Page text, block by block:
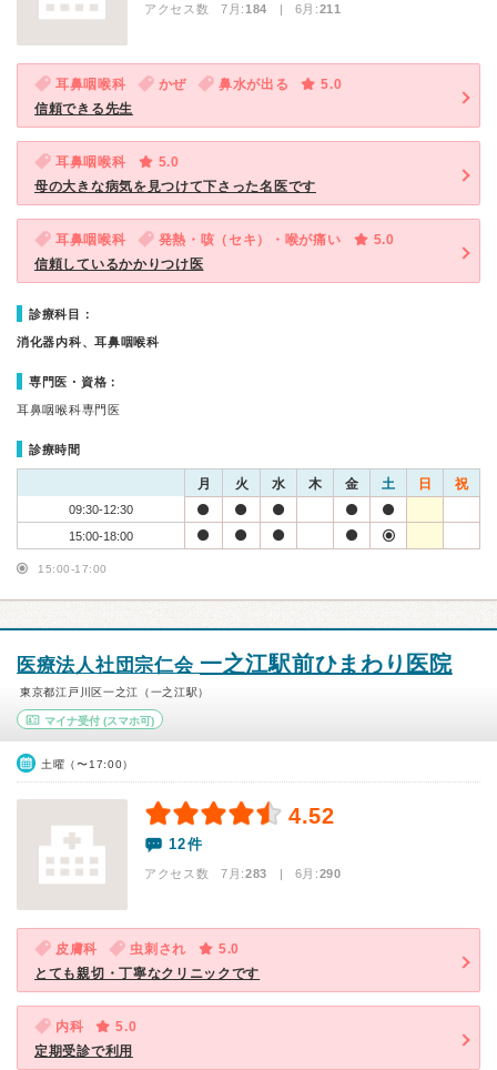
アクセス数 7月:184 | 6月:211
耳鼻咽喉科 かぜ 鼻水が出る
5.0
信頼できる先生
耳鼻咽喉科
5.0
母の大きな病気を見つけて下さった名医です
耳鼻咽喉科 発熱・咳（セキ）・喉が痛い
5.0
信頼しているかかりつけ医
診療科目：
消化器内科、耳鼻咽喉科
専門医・資格：
耳鼻咽喉科専門医
診療時間
月 火 水 木 金 土 日 祝
09:30-12:30
15:00-18:00
15:00-17:00
医療法人社団宗仁会 一之江駅前ひまわり医院
東京都江戸川区一之江（一之江駅）
マイナ受付 (スマホ可)
土曜（〜17:00）
4.52
12件
アクセス数 7月:283 | 6月:290
皮膚科 虫刺され
5.0
とても親切・丁寧なクリニックです
内科
5.0
定期受診で利用